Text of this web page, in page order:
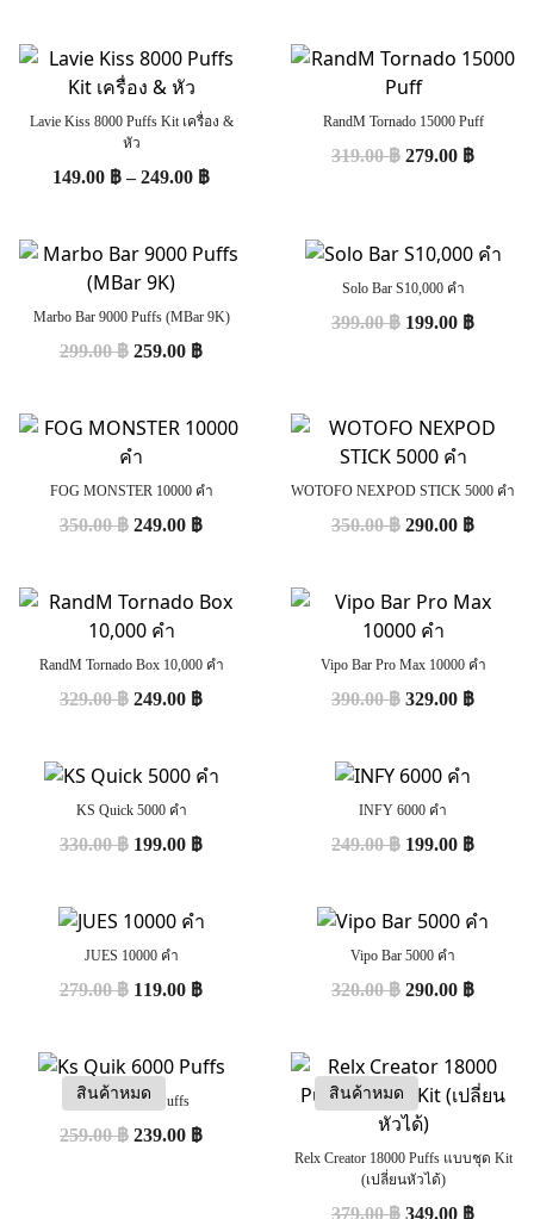
Lavie Kiss 8000 Puffs Kit เครื่อง &
หัว
149.00 ฿–249.00 ฿
RandM Tornado 15000 Puff
319.00฿ 279.00 ฿
Marbo Bar 9000 Puffs (MBar 9K)
299.00฿ 259.00 ฿
Solo Bar S10,000 คำ
399.00฿ 199.00 ฿
FOG MONSTER 10000 คำ
350.00฿ 249.00 ฿
WOTOFO NEXPOD STICK 5000 คำ
350.00฿ 290.00 ฿
RandM Tornado Box 10,000 คำ
329.00฿ 249.00 ฿
Vipo Bar Pro Max 10000 คำ
390.00฿ 329.00 ฿
KS Quick 5000 คำ
330.00฿ 199.00 ฿
INFY 6000 คำ
249.00฿ 199.00 ฿
JUES 10000 คำ
279.00฿ 119.00 ฿
Vipo Bar 5000 คำ
320.00฿ 290.00 ฿
สินค้าหมด
Ks Quik 6000 Puffs
259.00฿ 239.00 ฿
สินค้าหมด
Relx Creator 18000 Puffs แบบชุด Kit
(เปลี่ยนหัวได้)
379.00฿ 349.00 ฿